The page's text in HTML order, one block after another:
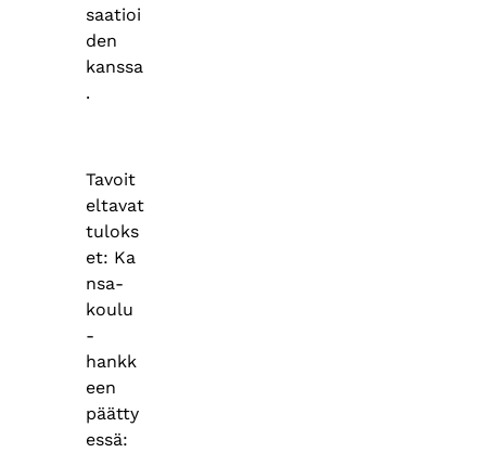
saatioi
den
kanssa
.
Tavoit
eltavat
tuloks
et: Ka
nsa-
koulu
-
hankk
een
päätty
essä: